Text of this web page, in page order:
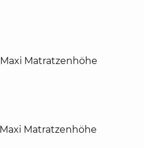
Matratzenhöhe
Matratzenhöhe